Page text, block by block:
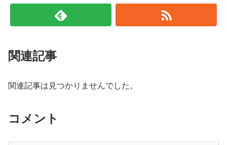
関連記事
関連記事は見つかりませんでした。
コメント